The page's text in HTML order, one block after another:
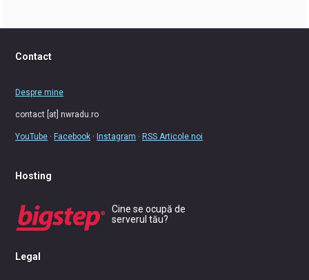
Contact
Despre mine
contact [at] nwradu.ro
YouTube ·Facebook ·Instagram ·RSS Articole noi
Hosting
Cine se ocupă de
serverul tău?
Legal